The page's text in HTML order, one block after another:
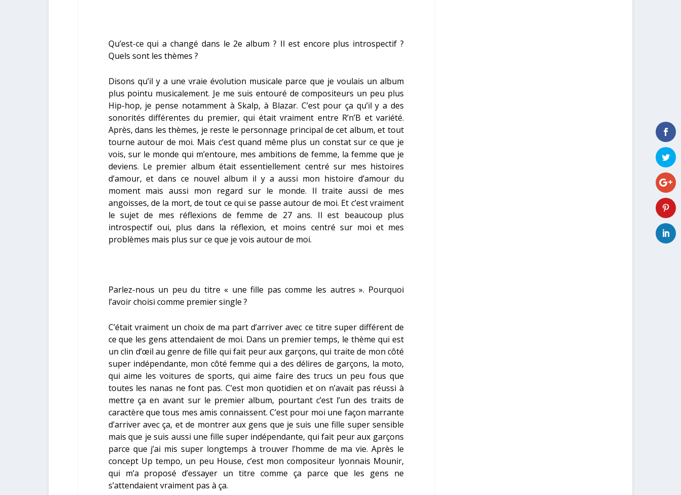
Qu’est-ce qui a changé dans le 2e album ? Il est encore plus introspectif ?
Quels sont les thèmes ?
Disons qu’il y a une vraie évolution musicale parce que je voulais un album
plus pointu musicalement. Je me suis entouré de compositeurs un peu plus
Hip-hop, je pense notamment à Skalp, à Blazar. C’est pour ça qu’il y a des
sonorités différentes du premier, qui était vraiment entre R’n’B et variété.
Après, dans les thèmes, je reste le personnage principal de cet album, et tout
tourne autour de moi. Mais c’est quand même plus un constat sur ce que je
vois, sur le monde qui m’entoure, mes ambitions de femme, la femme que je
deviens. Le premier album était essentiellement centré sur mes histoires
d’amour, et dans ce nouvel album il y a aussi mon histoire d’amour du
moment mais aussi mon regard sur le monde. Il traite aussi de mes
angoisses, de la mort, de tout ce qui se passe autour de moi. Et c’est vraiment
le sujet de mes réflexions de femme de 27 ans. Il est beaucoup plus
introspectif oui, plus dans la réflexion, et moins centré sur moi et mes
problèmes mais plus sur ce que je vois autour de moi.
Parlez-nous un peu du titre « une fille pas comme les autres ». Pourquoi
l’avoir choisi comme premier single ?
C’était vraiment un choix de ma part d’arriver avec ce titre super différent de
ce que les gens attendaient de moi. Dans un premier temps, le thème qui est
un clin d’œil au genre de fille qui fait peur aux garçons, qui traite de mon côté
super indépendante, mon côté femme qui a des délires de garçons, la moto,
qui aime les voitures de sports, qui aime faire des trucs un peu fous que
toutes les nanas ne font pas. C’est mon quotidien et on n’avait pas réussi à
mettre ça en avant sur le premier album, pourtant c’est l’un des traits de
caractère que tous mes amis connaissent. C’est pour moi une façon marrante
d’arriver avec ça, et de montrer aux gens que je suis une fille super sensible
mais que je suis aussi une fille super indépendante, qui fait peur aux garçons
parce que j’ai mis super longtemps à trouver l’homme de ma vie. Après le
concept Up tempo, un peu House, c’est mon compositeur lyonnais Mounir,
qui m’a proposé d’essayer un titre comme ça parce que les gens ne
s’attendaient vraiment pas à ça.